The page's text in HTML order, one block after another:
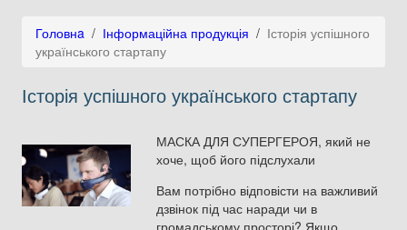
Головнa / Інформаційна продукція / Історія успішного
українського стартапу
Історія успішного українського стартапу
МАСКА ДЛЯ СУПЕРГЕРОЯ, який не
хоче, щоб його підслухали
Вам потрібно відповісти на важливий
дзвінок під час наради чи в
громадському просторі? Якщо